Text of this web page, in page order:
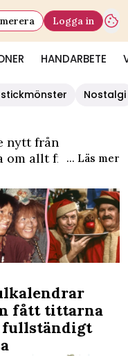
HANDARBETE
Logga in
Nostalgi
nytt från
om allt från
fester. Vi
kungligheter,
det senaste inom
och musik. Se
... Läs mer
fått tittarna